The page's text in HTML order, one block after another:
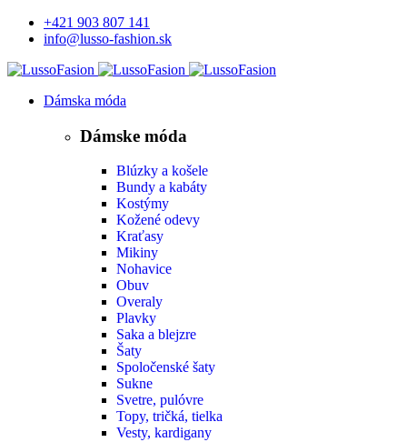
+421 903 807 141
info@lusso-fashion.sk
Dámska móda
Dámske móda
Blúzky a košele
Bundy a kabáty
Kostýmy
Kožené odevy
Kraťasy
Mikiny
Nohavice
Obuv
Overaly
Plavky
Saka a blejzre
Šaty
Spoločenské šaty
Sukne
Svetre, pulóvre
Topy, tričká, tielka
Vesty, kardigany